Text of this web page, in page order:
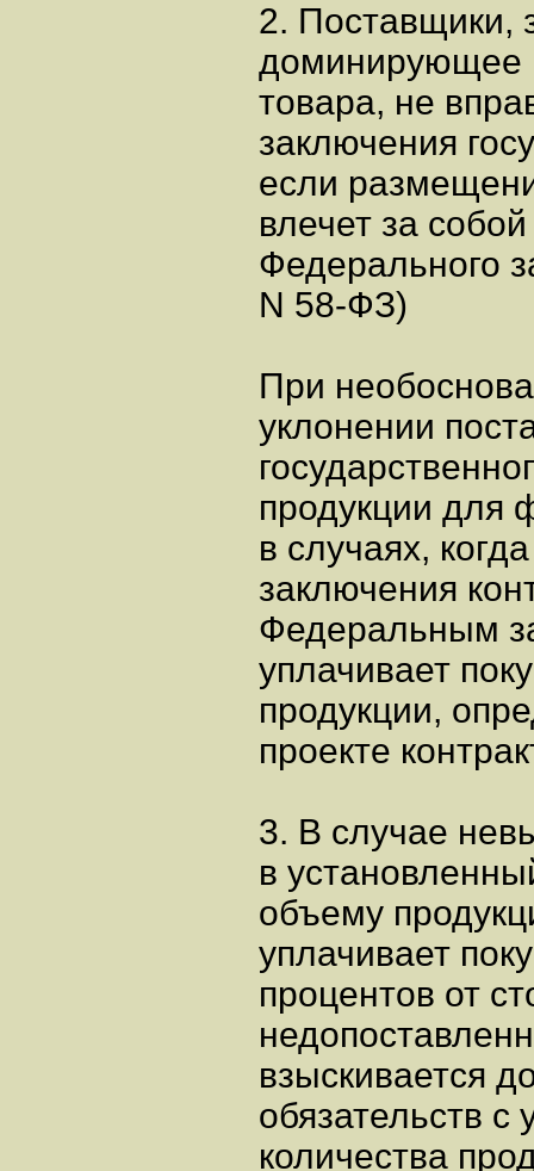
2.
доминирующее
товара, не
заключения
если
влечет за
Федерального
N 58-ФЗ)
При
уклонении
продукции для
в случаях,
заключения
Федеральным
уплачивает
продукции,
проекте
3. В случае
в
объему
уплачивает
процентов от
взыскивается
обязательств с
количества